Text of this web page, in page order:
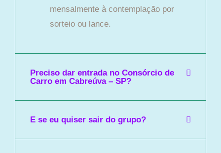
mensalmente à contemplação por
sorteio ou lance.
Preciso dar entrada no Consórcio de
Carro em Cabreúva – SP?
E se eu quiser sair do grupo?